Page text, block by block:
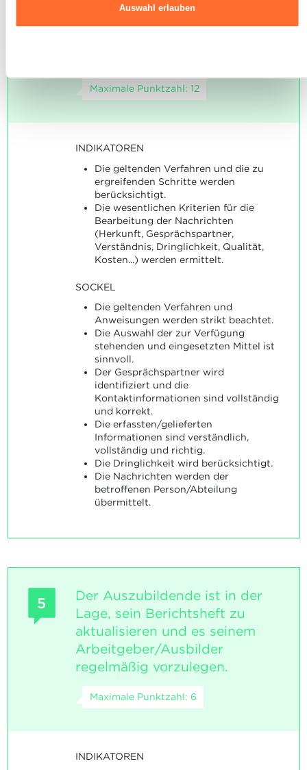
Auswahl erlauben
Der Auszubildende ist in der
Lage, eingegangene
Maximale Punktzahl: 12
INDIKATOREN
Die geltenden Verfahren und die zu
ergreifenden Schritte werden
berücksichtigt.
Die wesentlichen Kriterien für die
Bearbeitung der Nachrichten
(Herkunft, Gesprächspartner,
Verständnis, Dringlichkeit, Qualität,
Kosten...) werden ermittelt.
SOCKEL
Die geltenden Verfahren und
Anweisungen werden strikt beachtet.
Die Auswahl der zur Verfügung
stehenden und eingesetzten Mittel ist
sinnvoll.
Der Gesprächspartner wird
identifiziert und die
Kontaktinformationen sind vollständig
und korrekt.
Die erfassten/gelieferten
Informationen sind verständlich,
vollständig und richtig.
Die Dringlichkeit wird berücksichtigt.
Die Nachrichten werden der
betroffenen Person/Abteilung
übermittelt.
5
Der Auszubildende ist in der
Lage, sein Berichtsheft zu
aktualisieren und es seinem
Arbeitgeber/Ausbilder
regelmäßig vorzulegen.
Maximale Punktzahl: 6
INDIKATOREN